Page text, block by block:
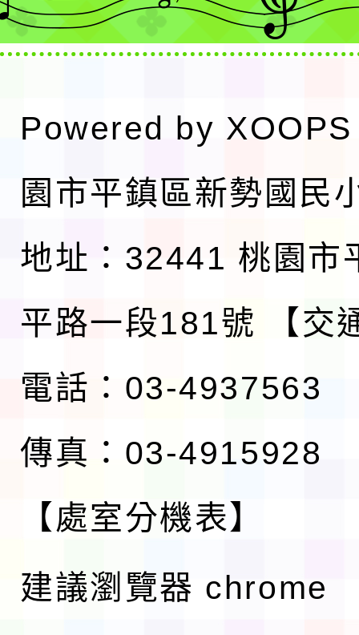
Powered by XOOPS
園市平鎮區新勢國民
地址：32441 桃園市
平路一段181號
【交
電話：03-4937563
傳真：03-4915928
【處室分機表】
建議瀏覽器 chrome